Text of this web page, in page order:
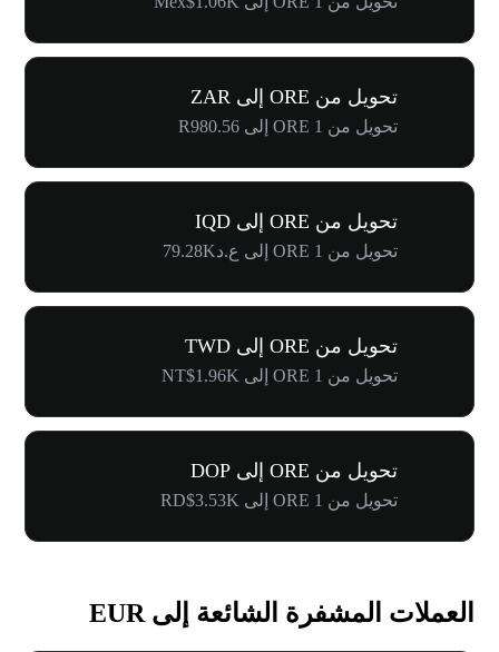
تحويل من ORE إلى ZAR
تحويل من 1 ORE إلى R980.56
تحويل من ORE إلى IQD
تحويل من 1 ORE إلى ع.د79.28K
تحويل من ORE إلى TWD
تحويل من 1 ORE إلى NT$1.96K
تحويل من ORE إلى DOP
تحويل من 1 ORE إلى RD$3.53K
العملات المشفرة الشائعة إلى EUR